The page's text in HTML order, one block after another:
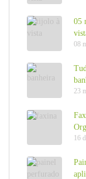
05
08
23
16